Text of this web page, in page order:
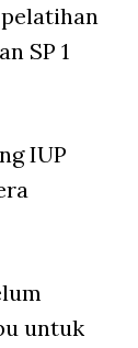
SP 1
IUP
untuk